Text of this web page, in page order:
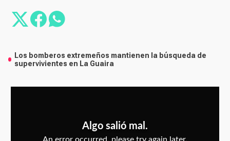
Los bomberos extremeños mantienen la búsqueda de
supervivientes en La Guaira